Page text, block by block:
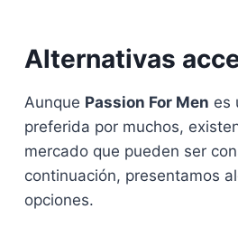
Alternativas
Aunque Passion For Men es
preferida por muchos,
mercado que pueden ser
continuación, presentamos
opciones.